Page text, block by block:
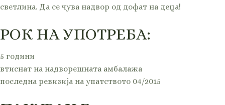
светлина. Да се чува надвор од дофат на деца!
РОК НА УПОТРЕБА:
5 години
втиснат на надворешната амбалажа
последна ревизија на упатството 04/2015